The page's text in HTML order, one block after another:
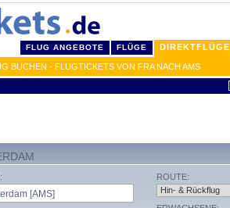
FLUG ANGEBOTE FLÜGE DIREKTFLÜGE
BUCHEN - FLUGTICKETS VON FRA NACH AMS
ROUTE: